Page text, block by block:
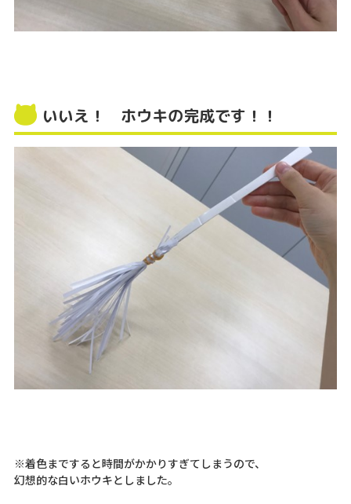
いいえ！ ホウキの完成です！！
※着色まですると時間がかかりすぎてしまうので、
幻想的な白いホウキとしました。